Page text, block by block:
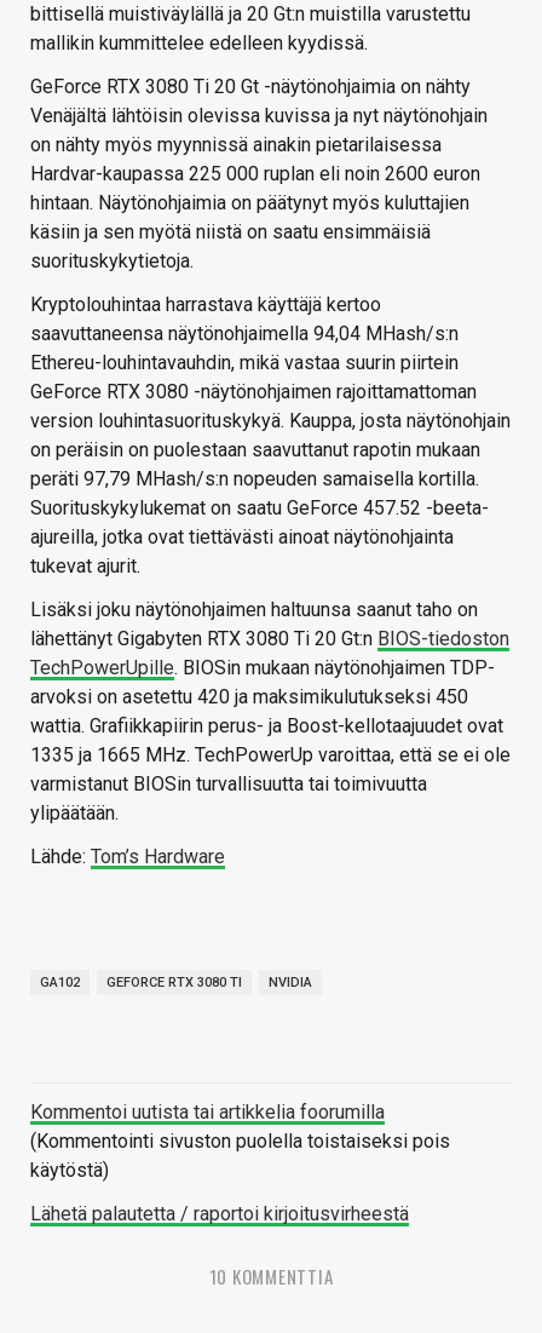
bittisellä muistiväylällä ja 20 Gt:n muistilla varustettu
mallikin kummittelee edelleen kyydissä.
GeForce RTX 3080 Ti 20 Gt -näytönohjaimia on nähty
Venäjältä lähtöisin olevissa kuvissa ja nyt näytönohjain
on nähty myös myynnissä ainakin pietarilaisessa
Hardvar-kaupassa 225 000 ruplan eli noin 2600 euron
hintaan. Näytönohjaimia on päätynyt myös kuluttajien
käsiin ja sen myötä niistä on saatu ensimmäisiä
suorituskykytietoja.
Kryptolouhintaa harrastava käyttäjä kertoo
saavuttaneensa näytönohjaimella 94,04 MHash/s:n
Ethereu-louhintavauhdin, mikä vastaa suurin piirtein
GeForce RTX 3080 -näytönohjaimen rajoittamattoman
version louhintasuorituskykyä. Kauppa, josta näytönohjain
on peräisin on puolestaan saavuttanut rapotin mukaan
peräti 97,79 MHash/s:n nopeuden samaisella kortilla.
Suorituskykylukemat on saatu GeForce 457.52 -beeta-
ajureilla, jotka ovat tiettävästi ainoat näytönohjainta
tukevat ajurit.
Lisäksi joku näytönohjaimen haltuunsa saanut taho on
lähettänyt Gigabyten RTX 3080 Ti 20 Gt:n BIOS-tiedoston
TechPowerUpille. BIOSin mukaan näytönohjaimen TDP-
arvoksi on asetettu 420 ja maksimikulutukseksi 450
wattia. Grafiikkapiirin perus- ja Boost-kellotaajuudet ovat
1335 ja 1665 MHz. TechPowerUp varoittaa, että se ei ole
varmistanut BIOSin turvallisuutta tai toimivuutta
ylipäätään.
Lähde: Tom’s Hardware
GA102 GEFORCE RTX 3080 TI NVIDIA
Kommentoi uutista tai artikkelia foorumilla
(Kommentointi sivuston puolella toistaiseksi pois
käytöstä)
Lähetä palautetta / raportoi kirjoitusvirheestä
10 KOMMENTTIA